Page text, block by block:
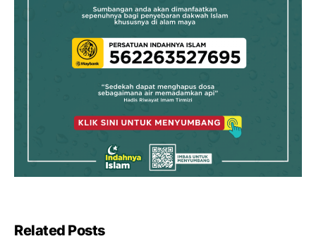
Related Posts